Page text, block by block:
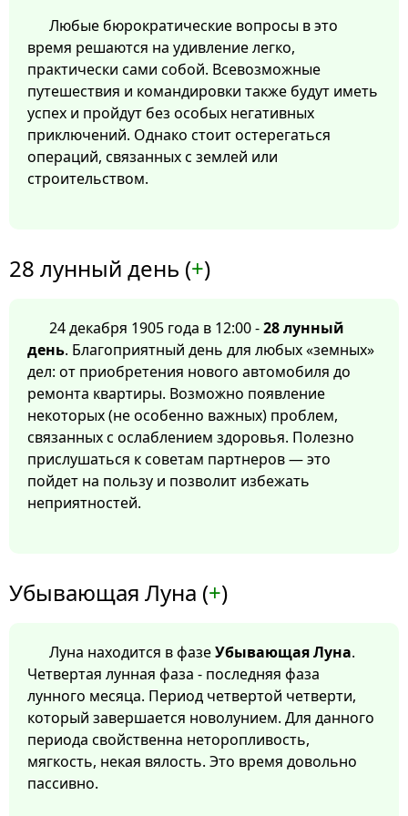
Любые бюрократические вопросы в это
время решаются на удивление легко,
практически сами собой. Всевозможные
путешествия и командировки также будут иметь
успех и пройдут без особых негативных
приключений. Однако стоит остерегаться
операций, связанных с землей или
строительством.
28 лунный день (+)
24 декабря 1905 года в 12:00 -28 лунный
день. Благоприятный день для любых «земных»
дел: от приобретения нового автомобиля до
ремонта квартиры. Возможно появление
некоторых (не особенно важных) проблем,
связанных с ослаблением здоровья. Полезно
прислушаться к советам партнеров — это
пойдет на пользу и позволит избежать
неприятностей.
Убывающая Луна (+)
Луна находится в фазеУбывающая Луна.
Четвертая лунная фаза - последняя фаза
лунного месяца. Период четвертой четверти,
который завершается новолунием. Для данного
периода свойственна неторопливость,
мягкость, некая вялость. Это время довольно
пассивно.